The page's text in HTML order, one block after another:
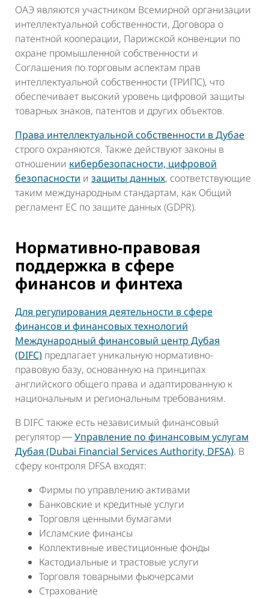
ОАЭ являются участником Всемирной организации
интеллектуальной собственности, Договора о
патентной кооперации, Парижской конвенции по
охране промышленной собственности и
Соглашения по торговым аспектам прав
интеллектуальной собственности (ТРИПС), что
обеспечивает высокий уровень цифровой защиты
товарных знаков, патентов и других объектов.
Права интеллектуальной собственности в Дубае
строго охраняются. Также действуют законы в
отношении кибербезопасности, цифровой
безопасности и защиты данных, соответствующие
таким международным стандартам, как Общий
регламент ЕС по защите данных (GDPR).
Нормативно-правовая
поддержка в сфере
финансов и финтеха
Для регулирования деятельности в сфере
финансов и финансовых технологий
Международный финансовый центр Дубая
(DIFC) предлагает уникальную нормативно-
правовую базу, основанную на принципах
английского общего права и адаптированную к
национальным и региональным требованиям.
В DIFC также есть независимый финансовый
регулятор ―Управление по финансовым услугам
Дубая (Dubai Financial Services Authority, DFSA). В
сферу контроля DFSA входят:
Фирмы по управлению активами
Банковские и кредитные услуги
Торговля ценными бумагами
Исламские финансы
Коллективные ивестиционные фонды
Кастодиальные и трастовые услуги
Торговля товарными фьючерсами
Страхование